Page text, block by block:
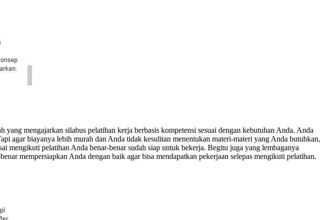
mengajarkan silabus pelatihan kerja berbasis kompetensi sesuai dengan kebutuhan Anda. Anda
agar biayanya lebih murah dan Anda tidak kesulitan menentukan materi-materi yang Anda butuhkan,
mengikuti pelatihan Anda benar-benar sudah siap untuk bekerja. Begitu juga yang lembaganya
mempersiapkan Anda dengan baik agar bisa mendapatkan pekerjaan selepas mengikuti pelatihan.